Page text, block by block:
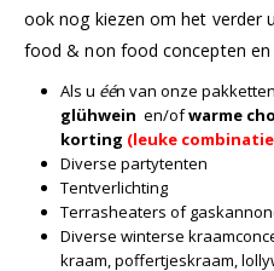
ook nog kiezen om het verder
food & non food concepten en
Als u één van onze
glühwein en/ofwarme
korting (leuke
Diverse partytenten
Tentverlichting
Terrasheaters of
Diverse winterse
kraam, poffertjeskraam,